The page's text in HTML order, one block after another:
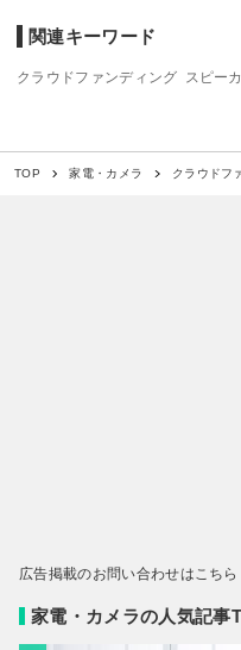
関連キーワード
クラウドファンディング スピー
TOP 家電・カメラ クラウドフ
広告掲載のお問い合わせはこちら
家電・カメラの人気記事